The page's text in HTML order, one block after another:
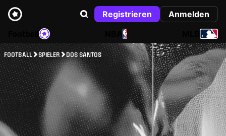
Registrieren
Anmelden
NBA
FOOTBALL SPIELER DOS SANTOS